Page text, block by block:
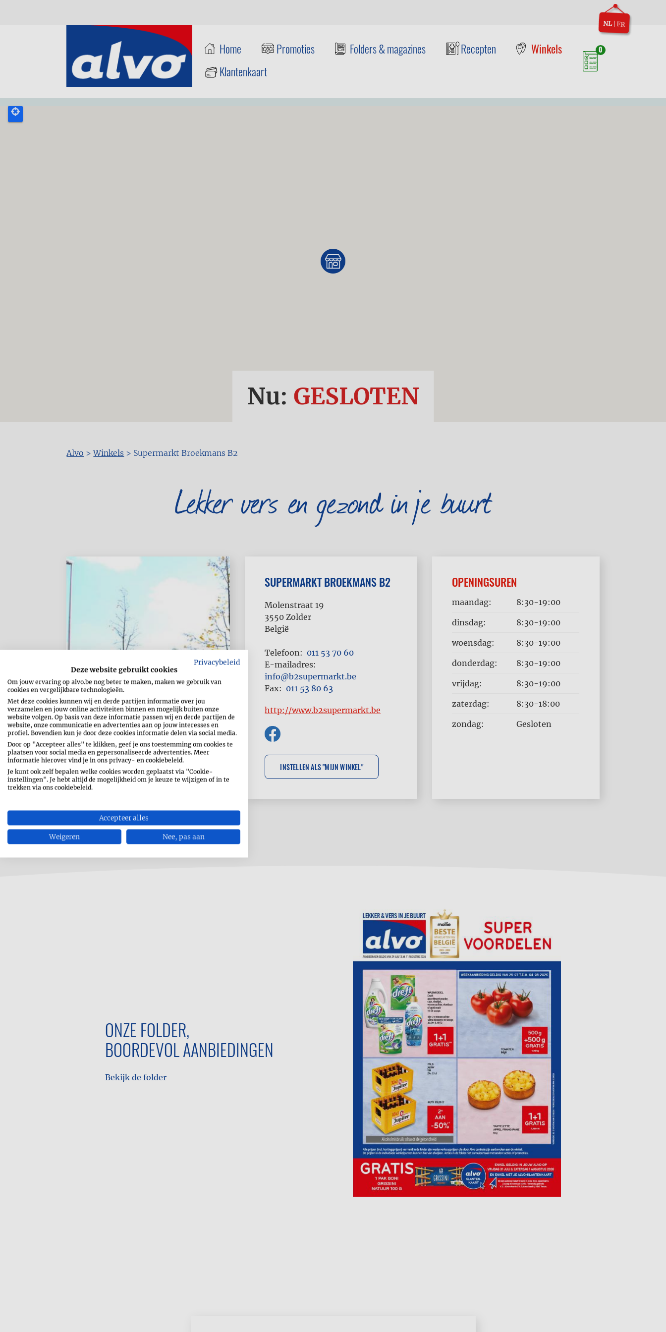
NL|FR
Home Promoties Folders & magazines Recepten
Winkels
Klantenkaart
0
Nu: GESLOTEN
Kruimelpad
Alvo >Winkels > Supermarkt Broekmans B2
Lekker vers en gezond in je buurt
SUPERMARKT BROEKMANS B2
Molenstraat 19
3550 Zolder
België
Telefoon
011 53 70 60
E-mailadres
info@b2supermarkt.be
Fax
011 53 80 63
http://www.b2supermarkt.be
OPENINGSUREN
Dag
Time
maandag: 8:30-19:00
dinsdag: 8:30-19:00
woensdag: 8:30-19:00
donderdag: 8:30-19:00
vrijdag: 8:30-19:00
zaterdag: 8:30-18:00
zondag: Gesloten
ONZE FOLDER,
BOORDEVOL AANBIEDINGEN
Bekijk de folder
Privacybeleid
Deze website gebruikt cookies
Om jouw ervaring op alvo.be nog beter te maken, maken we gebruik van
cookies en vergelijkbare technologieën.
Met deze cookies kunnen wij en derde partijen informatie over jou
verzamelen en jouw online activiteiten binnen en mogelijk buiten onze
website volgen. Op basis van deze informatie passen wij en derde partijen de
website, onze communicatie en advertenties aan op jouw interesses en
profiel. Bovendien kun je door deze cookies informatie delen via social media.
Door op "Accepteer alles" te klikken, geef je ons toestemming om cookies te
plaatsen voor social media en gepersonaliseerde advertenties. Meer
informatie hierover vind je in ons privacy- en cookiebeleid.
Je kunt ook zelf bepalen welke cookies worden geplaatst via "Cookie-
instellingen". Je hebt altijd de mogelijkheid om je keuze te wijzigen of in te
trekken via ons cookiebeleid.
Accepteer alles
Weigeren Nee, pas aan